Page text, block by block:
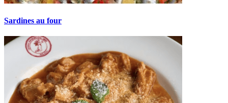
Sardines au four